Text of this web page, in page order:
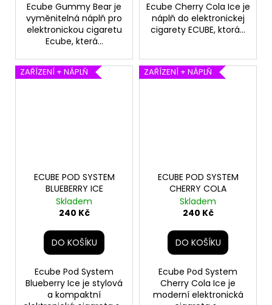
Ecube Gummy Bear je
vyměnitelná náplň pro
elektronickou cigaretu
Ecube, která...
​Ecube Cherry Cola Ice je
náplň do elektronickej
cigarety ECUBE, ktorá...
ZAŘÍZENÍ + NÁPLŇ
ECUBE POD SYSTEM
BLUEBERRY ICE
Skladem
240 Kč
DO KOŠÍKU
Ecube Pod System
Blueberry Ice je stylová
a kompaktní
ZAŘÍZENÍ + NÁPLŇ
ECUBE POD SYSTEM
CHERRY COLA
Skladem
240 Kč
DO KOŠÍKU
Ecube Pod System
Cherry Cola Ice je
moderní elektronická